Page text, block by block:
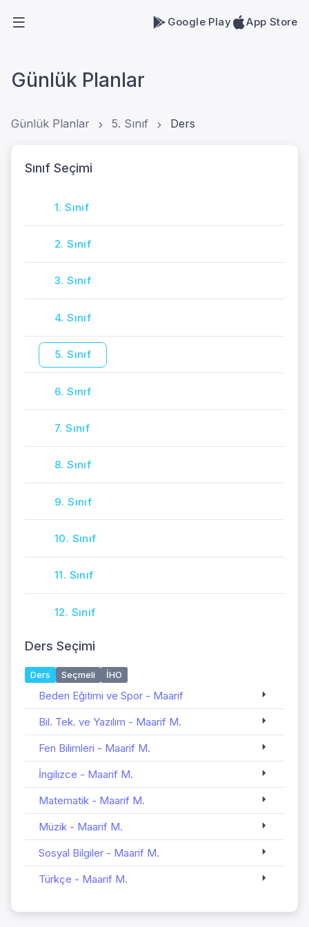
Google Play App Store
Günlük Planlar
Günlük Planlar 5. Sınıf Ders
Sınıf Seçimi
1. Sınıf
2. Sınıf
3. Sınıf
4. Sınıf
5. Sınıf
6. Sınıf
7. Sınıf
8. Sınıf
9. Sınıf
10. Sınıf
11. Sınıf
12. Sınıf
Ders Seçimi
Ders Seçmeli İHO
Beden Eğitimi ve Spor - Maarif
Bil. Tek. ve Yazılım - Maarif M.
Fen Bilimleri - Maarif M.
İngilizce - Maarif M.
Matematik - Maarif M.
Müzik - Maarif M.
Sosyal Bilgiler - Maarif M.
Türkçe - Maarif M.